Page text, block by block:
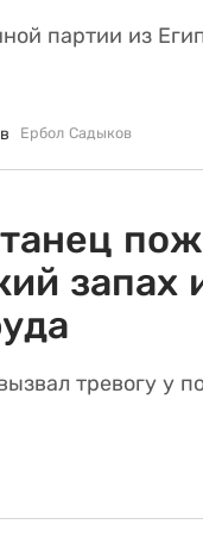
партии из
Ербол Садыков
запах
тревогу у